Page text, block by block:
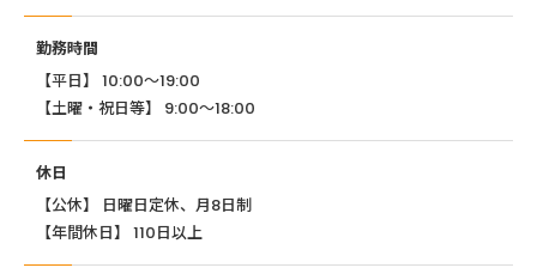
勤務時間
【平日】 10:00〜19:00
【土曜・祝日等】 9:00〜18:00
休日
【公休】 日曜日定休、月8日制
【年間休日】 110日以上